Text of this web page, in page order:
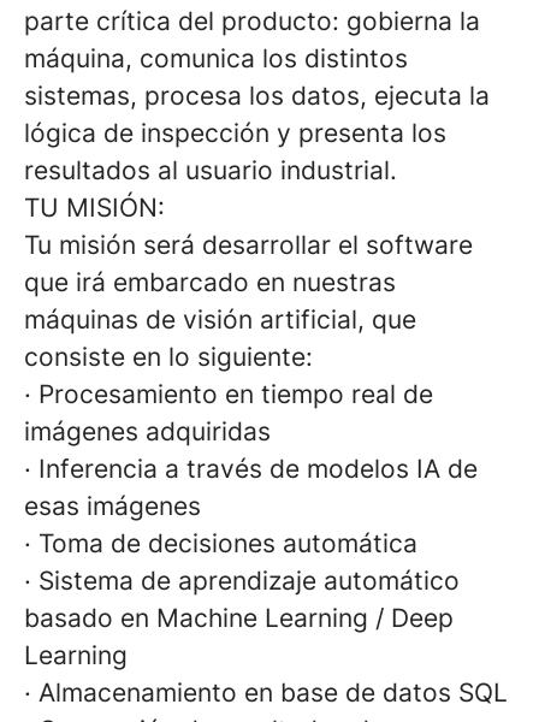
parte crítica del producto: gobierna la
máquina, comunica los distintos
sistemas, procesa los datos, ejecuta la
lógica de inspección y presenta los
resultados al usuario industrial.
TU MISIÓN:
Tu misión será desarrollar el software
que irá embarcado en nuestras
máquinas de visión artificial, que
consiste en lo siguiente:
· Procesamiento en tiempo real de
imágenes adquiridas
· Inferencia a través de modelos IA de
esas imágenes
· Toma de decisiones automática
· Sistema de aprendizaje automático
basado en Machine Learning / Deep
Learning
· Almacenamiento en base de datos SQL